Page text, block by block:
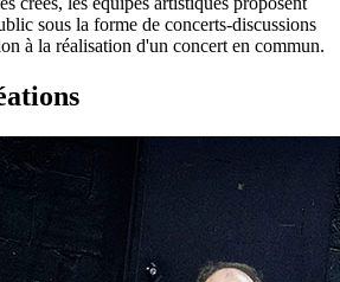
sous la forme de concerts-discussions
à la réalisation d'un concert en commun.